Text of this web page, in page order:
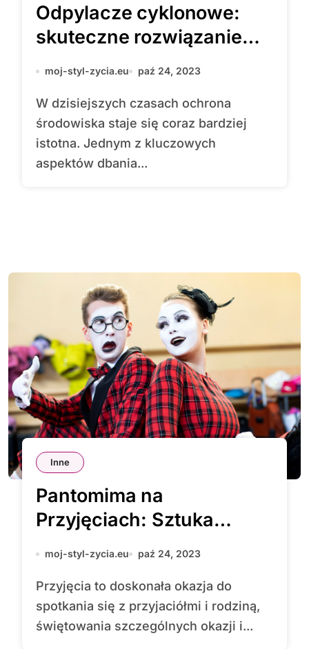
Odpylacze cyklonowe:
skuteczne rozwiązanie
dla oczyszczania
moj-styl-zycia.eu paź 24, 2023
W dzisiejszych czasach ochrona
środowiska staje się coraz bardziej
istotna. Jednym z kluczowych
aspektów dbania...
Inne
Pantomima na
Przyjęciach: Sztuka
Wyrażania Bez Słów
moj-styl-zycia.eu paź 24, 2023
Przyjęcia to doskonała okazja do
spotkania się z przyjaciółmi i rodziną,
świętowania szczególnych okazji i...